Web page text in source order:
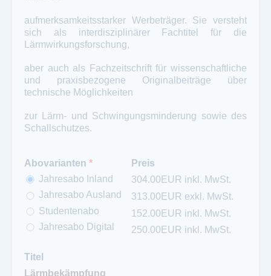
aufmerksamkeitsstarker Werbeträger. Sie versteht
sich als interdisziplinärer Fachtitel für die
Lärmwirkungsforschung,
aber auch als Fachzeitschrift für wissenschaftliche
und praxisbezogene Originalbeiträge über
technische Möglichkeiten
zur Lärm- und Schwingungsminderung sowie des
Schallschutzes.
Abovarianten *
Jahresabo Inland
Jahresabo Ausland
Studentenabo
Jahresabo Digital
Preis
304.00EUR inkl. MwSt.
313.00EUR exkl. MwSt.
152.00EUR inkl. MwSt.
250.00EUR inkl. MwSt.
Titel